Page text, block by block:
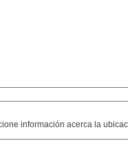
información acerca la